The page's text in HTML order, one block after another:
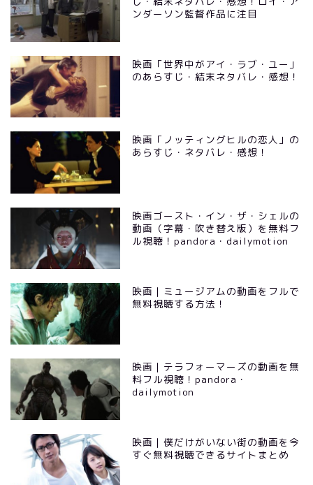
ンダーソン監督作品に注目
映画「世界中がアイ・ラブ・ユー」
のあらすじ・結末ネタバレ・感想！
映画「ノッティングヒルの恋人」の
あらすじ・ネタバレ・感想！
映画ゴースト・イン・ザ・シェルの
動画（字幕・吹き替え版）を無料フ
ル視聴！pandora・dailymotion
映画｜ミュージアムの動画をフルで
無料視聴する方法！
映画｜テラフォーマーズの動画を無
料フル視聴！pandora・
dailymotion
映画｜僕だけがいない街の動画を今
すぐ無料視聴できるサイトまとめ